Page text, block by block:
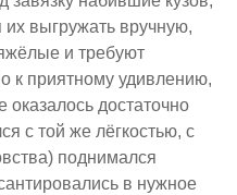
их выгружать вручную,
и требуют
к приятному удивлению,
оказалось достаточно
с той же лёгкостью, с
поднимался
в нужное